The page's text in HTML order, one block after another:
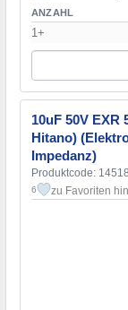
ANZAHL
1+
10uF 50V EXR
Hitano)
Impedanz)
Produktcode: 14518
6 zu Favoriten